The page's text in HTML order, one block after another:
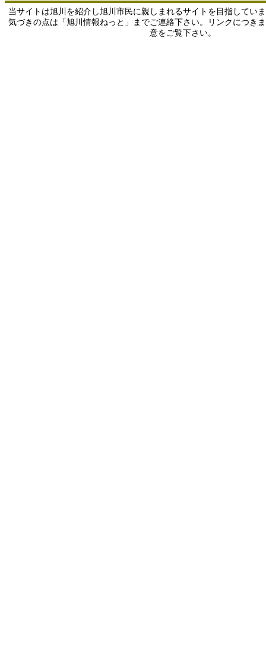
当サイトは旭川を紹介し旭川市民に親しまれるサイトを目指してい
気づきの点は「旭川情報ねっと」までご連絡下さい。リンクにつき
意をご覧下さい。